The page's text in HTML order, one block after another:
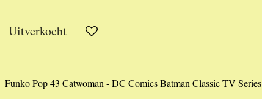
Uitverkocht
Funko Pop 43 Catwoman - DC Comics Batman Classic TV Series